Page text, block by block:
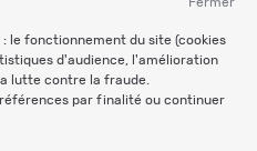
le fonctionnement du site (cookies
d'audience, l'amélioration
lutte contre la fraude.
par finalité ou continuer